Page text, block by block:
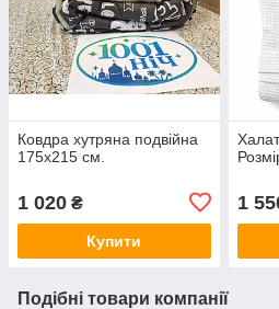
Ковдра хутряна подвійна
175х215 см.
1 020 ₴
Купити
1
Подібні товари компанії